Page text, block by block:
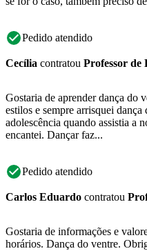
Pedido atendido
Cecília contratou Professor de
Gostaria de aprender dança do
estilos e sempre arrisquei dança
adolescência quando assistia a
encantei. Dançar faz...
Pedido atendido
Carlos Eduardo contratou
Gostaria de informações e
horários. Dança do ventre.